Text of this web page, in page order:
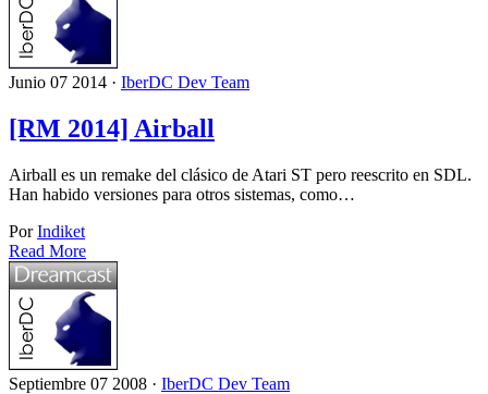
Junio 07 2014 · IberDC Dev Team
[RM 2014] Airball
Airball es un remake del clásico de Atari ST pero reescrito en SDL.
Han habido versiones para otros sistemas, como…
PorIndiket
Read More
Septiembre 07 2008 · IberDC Dev Team